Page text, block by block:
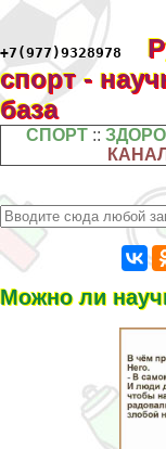
+7(977)9328978
спорт -
база
СПОРТ ::
Можно ли